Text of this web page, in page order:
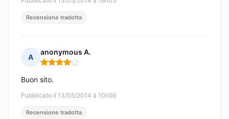
Recensione tradotta
A
anonymous A.
Nota: 4 su 5
Pubblicato il 13/05/2014 à 10h56
Buon sito.
Recensione tradotta